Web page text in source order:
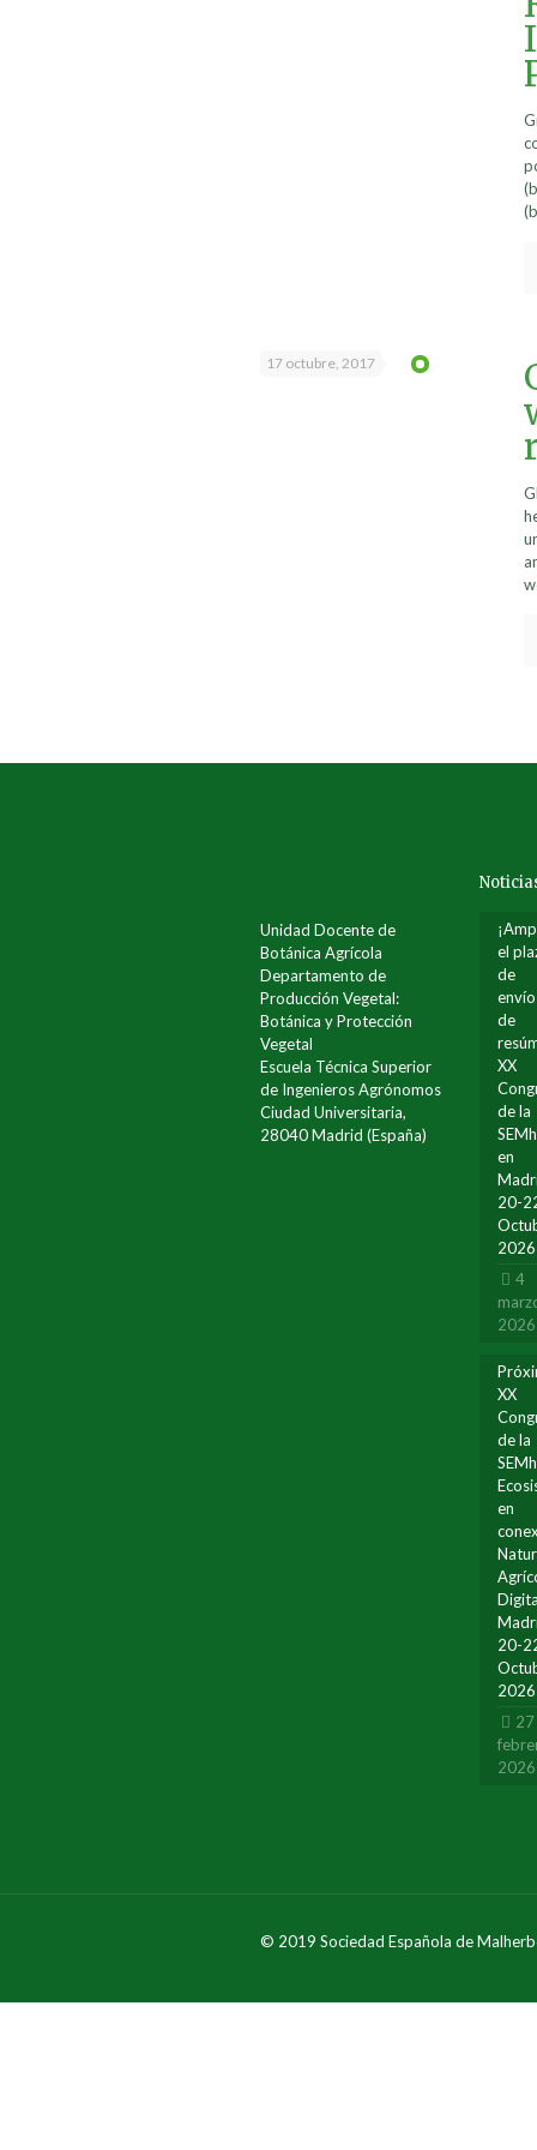
17 octubre, 2017
Unidad Docente de
Botánica Agrícola
Departamento de
Producción Vegetal:
Botánica y Protección
Vegetal
Escuela Técnica Superior
de Ingenieros Agrónomos
Ciudad Universitaria,
28040 Madrid (España)
el
de
envío
de
XX
de la
SEMh
en
20-
2026
4
2026
XX
de la
en
20-
2026
27
2026
© 2019 Sociedad Española de